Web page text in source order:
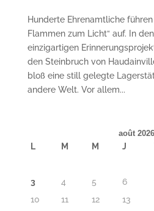
Hunderte Ehrenamtliche führen
Flammen zum Licht“ auf. In
einzigartigen
den Steinbruch von
bloß eine still gelegte
andere Welt. Vor allem...
août 2026
L M M J
3
4 5 6
10
11 12 13